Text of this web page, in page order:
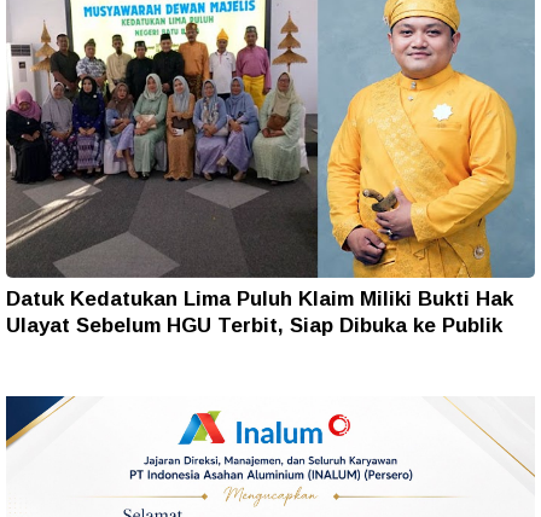
Datuk Kedatukan Lima Puluh Klaim Miliki Bukti Hak
Ulayat Sebelum HGU Terbit, Siap Dibuka ke Publik